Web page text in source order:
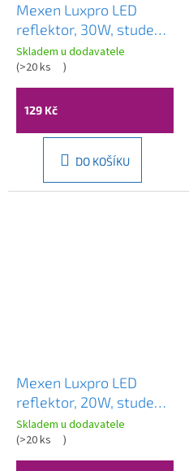
Mexen Luxpro LED
reflektor, 30W, studená
- 6500K, 2700 lm, černá
- L230-030-65-70
Skladem u dodavatele
(>20 ks )
129 Kč
DO KOŠÍKU
Mexen Luxpro LED
reflektor, 20W, studená
- 6500K, 1800 lm, černá
- L230-020-65-70
Skladem u dodavatele
(>20 ks )